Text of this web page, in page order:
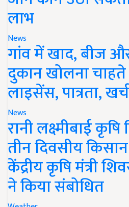
लाभ
News
गांव में खाद, बीज
दुकान खोलना चाहते
लाइसेंस, पात्रता,
News
रानी लक्ष्मीबाई कृषि
तीन दिवसीय किसान
केंद्रीय कृषि मंत्री
ने किया संबोधित